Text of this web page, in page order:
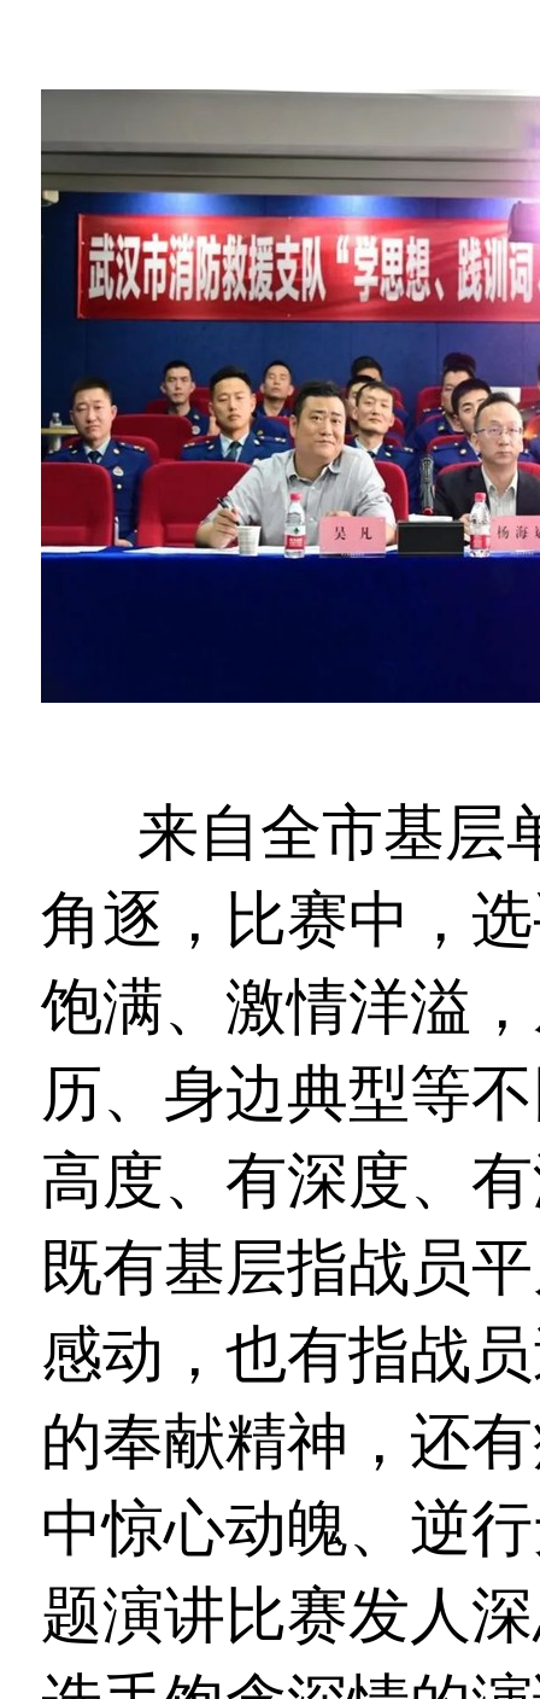
来自全市基层
角逐，比赛中，
饱满、激情洋溢
历、身边典型等
高度、有深度、
既有基层指战员
感动，也有指战
的奉献精神，还
中惊心动魄、逆
题演讲比赛发人